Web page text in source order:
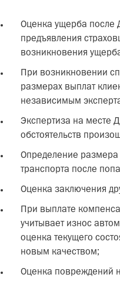
Оценка ущерба после
предъявления
возникновения
При возникновении
размерах выплат
независимым
Экспертиза на месте
обстоятельств
Определение размера
транспорта после
Оценка заключения
При выплате
учитывает износ
оценка текущего
новым качеством;
Оценка повреждений